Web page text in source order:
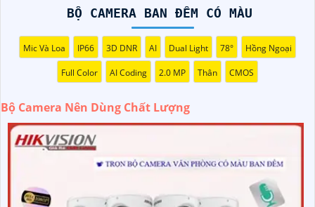
Chọn camera có hệ thống chống rung: Hệ thống chống
rung sẽ giúp giảm rung lắc và giữ cho hình ảnh được stabil
trong quá trình quay.
5:Chọn camera của các thương hiệu uy tín: Đểkhẳng
chất lượng sản phẩm, bạn nên chọn camera của các
còn nhiều yếu tố khác cũng ảnh hưởng đến chất lượng
hình ảnh như cảm biến hình ảnh, góc quan sát, khả năng
zoom, và các tính năng bổ sung khác. Trước khi mua bộ
camera, bạn nên tìm hiểu kỹ càng và tham khảo ý kiến từ
người đã sử dụng để chọn được sản phẩm phù hợp nhất
với nhu cầu của mình.
BỘ CAMERA BAN ĐÊM CÓ MÀU
Mic Và Loa IP66 3D DNR AI Dual Light 78° Hồng Ngoại
Full Color AI Coding 2.0 MP Thân CMOS
Bộ Camera Nên Dùng Chất Lượng